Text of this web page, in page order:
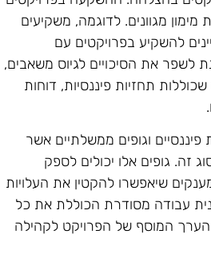
מגוונים. לדוגמה, משקיעים
להשקיע בפרויקטים עם
לשפר את הסיכויים לגיוס משאבים,
תחזיות פיננסיות, דוחות
וגופים ממשלתיים אשר
זה. גופים אלו יכולים לספק
שיאפשרו להקטין את העלויות
עבודה מסודרת הכוללת את כל
המוסף של הפרויקט לקהילה